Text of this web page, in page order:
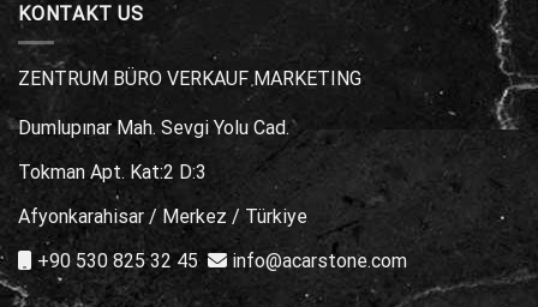
KONTAKT US
ZENTRUM BÜRO VERKAUF MARKETING
Dumlupınar Mah. Sevgi Yolu Cad.
Tokman Apt. Kat:2 D:3
Afyonkarahisar / Merkez / Türkiye
+90 530 825 32 45
info@acarstone.com